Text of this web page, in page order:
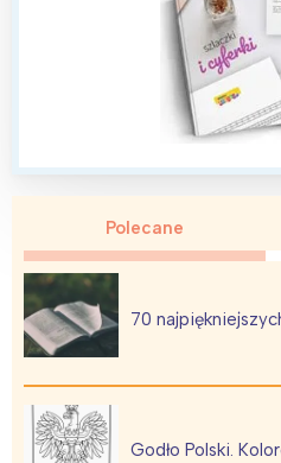
Polecane
70
Godło Polski.